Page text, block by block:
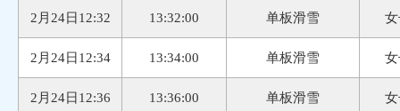
2月24日12:32 13:32:00 单板滑雪
2月24日12:34 13:34:00 单板滑雪
2月24日12:36 13:36:00 单板滑雪